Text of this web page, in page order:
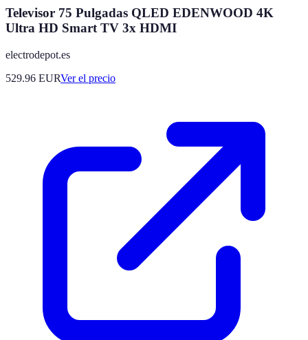
Televisor 75 Pulgadas QLED EDENWOOD 4K
Ultra HD Smart TV 3x HDMI
electrodepot.es
529.96 EURVer el precio